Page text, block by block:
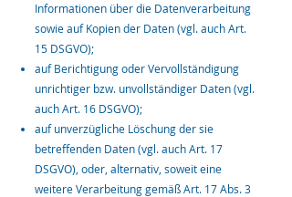
Informationen über die Datenverarbeitung
sowie auf Kopien der Daten (vgl. auch Art.
15 DSGVO);
auf Berichtigung oder Vervollständigung
unrichtiger bzw. unvollständiger Daten (vgl.
auch Art. 16 DSGVO);
auf unverzügliche Löschung der sie
betreffenden Daten (vgl. auch Art. 17
DSGVO), oder, alternativ, soweit eine
weitere Verarbeitung gemäß Art. 17 Abs. 3